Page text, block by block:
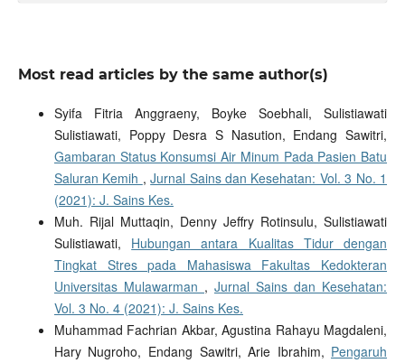
Most read articles by the same author(s)
Syifa Fitria Anggraeny, Boyke Soebhali, Sulistiawati
Sulistiawati, Poppy Desra S Nasution, Endang Sawitri,
Gambaran Status Konsumsi Air Minum Pada Pasien Batu
Saluran Kemih ,Jurnal Sains dan Kesehatan: Vol. 3 No. 1
(2021): J. Sains Kes.
Muh. Rijal Muttaqin, Denny Jeffry Rotinsulu, Sulistiawati
Sulistiawati, Hubungan antara Kualitas Tidur dengan
Tingkat Stres pada Mahasiswa Fakultas Kedokteran
Universitas Mulawarman ,Jurnal Sains dan Kesehatan:
Vol. 3 No. 4 (2021): J. Sains Kes.
Muhammad Fachrian Akbar, Agustina Rahayu Magdaleni,
Hary Nugroho, Endang Sawitri, Arie Ibrahim, Pengaruh